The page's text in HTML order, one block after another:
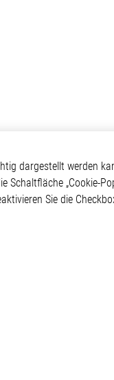
Kontakt
Elmos
dargestellt werden
„Cookie-
Sie die